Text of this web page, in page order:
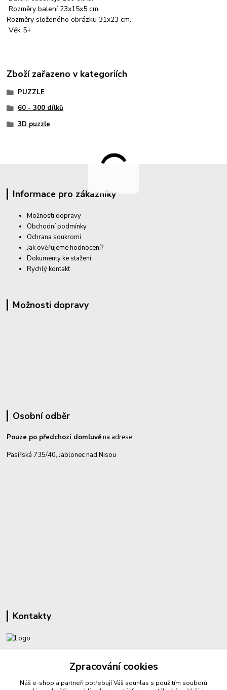
Rozměry balení 23x15x5 cm.
Rozměry složeného obrázku 31x23 cm.
Věk 5+
Zboží zařazeno v kategoriích
PUZZLE
60 - 300 dílků
3D puzzle
Informace pro zákazníky
Možnosti dopravy
Obchodní podmínky
Ochrana soukromí
Jak ověřujeme hodnocení?
Dokumenty ke stažení
Rychlý kontakt
Možnosti dopravy
Osobní odběr
Pouze po předchozí domluvěna adrese
Pasířská 735/40, Jablonec nad Nisou
Kontakty
sperkyproradost@seznam.cz
Zpracování cookies
Náš e-shop a partneři potřebují Váš souhlas s použitím souborů